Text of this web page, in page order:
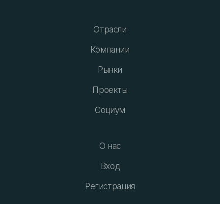
Отрасли
Компании
Рынки
Проекты
Социум
О нас
Вход
Регистрация